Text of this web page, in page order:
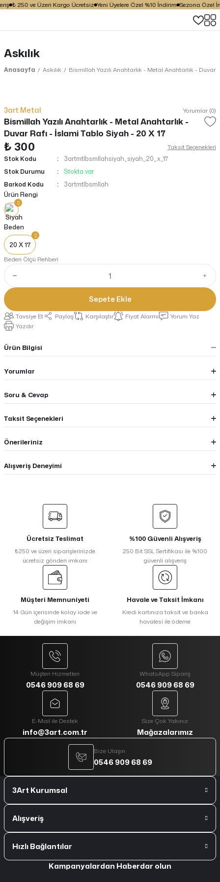
₺ 250 ve Üzeri Kargo Ücretsiz Yeni Üyelere Özel %10 İndirim Sezona Özel
Askılık
Anasayfa Askılık Bismillah Yazılı Anahtarlık - Metal Anahtarlık - Duvar
3art Metal Yorumlar (0)
Bismillah Yazılı Anahtarlık - Metal Anahtarlık -
Duvar Rafı - İslami Tablo Siyah - 20 X 17
₺ 300
Taksit Seçenekleri
Stok Kodu
3artmtlbsmllahsiyah_siyah_20_x_17
Stok Durumu
Stokta var
Barkod Kodu
3artmtlbsmllah
Ürün Rengi
Beden
20 X 17
Beden Ölçü Rehberi
Sepete Ekle
Tavsiye Et Paylaş Karşılaştır Fiyat Alarmı
Yorum Yaz
Yazdır
Ürün Bilgisi
Yorumlar
Soru & Cevap
Taksit Seçenekleri
Önerileriniz
Alışveriş Deneyimi
Ücretsiz Teslimat
₺250 ve üzeri siparişlerinizde
ücretsiz gönderi imkanı
%100 Güvenli Alışveriş
250 Bit SSL Sertifikası ile %100
güvenli alışveriş
Müşteri Memnuniyeti
14 Gün içerisinde kolay iade ve
değişim imkanı
Havale ve Taksit İmkanı
Kredi kartınıza taksit ve banka
havalesi ile ödeme
Müşteri Hizmetleri
0546 909 68 69
WhatsApp Sipariş
0546 909 68 69
E-Mail ile Destek
info@3art.com.tr
Size Çok Yakınız
Mağazalarımız
Bize Ulaşın
0546 909 68 69
3Art Kurumsal
Alışveriş
Hızlı Bağlantılar
Kampanyalardan Haberdar olun